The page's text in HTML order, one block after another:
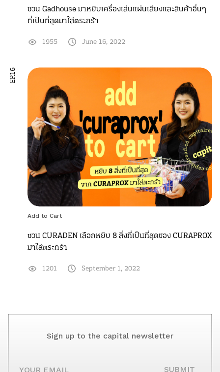
ชวน Gadhouse มาหยิบเครื่องเล่นแผ่นเสียงและสินค้าอื่นๆ
ที่เป็นที่สุดมาใส่ตระกร้า
1955 June 16, 2022
Add to Cart
ชวน CURADEN เลือกหยิบ 8 สิ่งที่เป็นที่สุดของ CURAPROX
มาใส่ตระกร้า
EP.16
1201 September 1, 2022
Sign up to the capital newsletter
SUBMIT